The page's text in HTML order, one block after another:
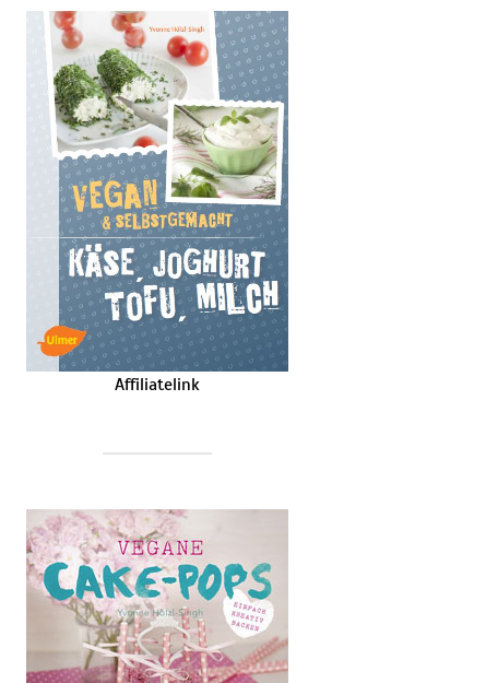
Affiliatelink